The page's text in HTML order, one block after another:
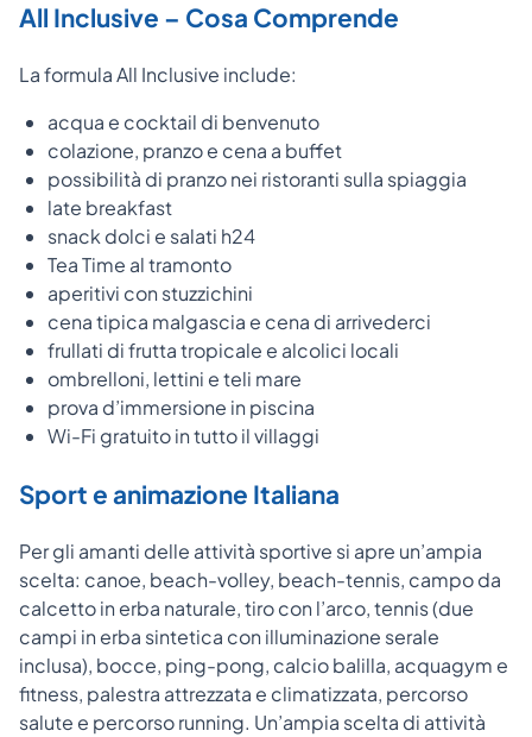
All Inclusive – Cosa Comprende
La formula All Inclusive include:
acqua e cocktail di benvenuto
colazione, pranzo e cena a buffet
possibilità di pranzo nei ristoranti sulla spiaggia
late breakfast
snack dolci e salati h24
Tea Time al tramonto
aperitivi con stuzzichini
cena tipica malgascia e cena di arrivederci
frullati di frutta tropicale e alcolici locali
ombrelloni, lettini e teli mare
prova d’immersione in piscina
Wi-Fi gratuito in tutto il villaggi
Sport e animazione Italiana
Per gli amanti delle attività sportive si apre un’ampia
scelta: canoe, beach-volley, beach-tennis, campo da
calcetto in erba naturale, tiro con l’arco, tennis (due
campi in erba sintetica con illuminazione serale
inclusa), bocce, ping-pong, calcio balilla, acquagym e
fitness, palestra attrezzata e climatizzata, percorso
salute e percorso running. Un’ampia scelta di attività